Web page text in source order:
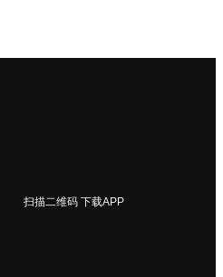
扫描二维码 下载APP